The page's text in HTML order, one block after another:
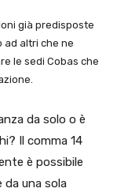
già predisposte
ad altri che ne
le sedi Cobas che
da solo o è
Il comma 14
è possibile
da una sola